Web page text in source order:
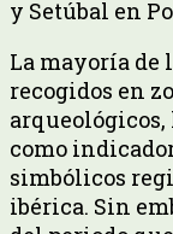
y Setúbal en
La mayoría de
recogidos en
como
simbólicos
ibérica. Sin